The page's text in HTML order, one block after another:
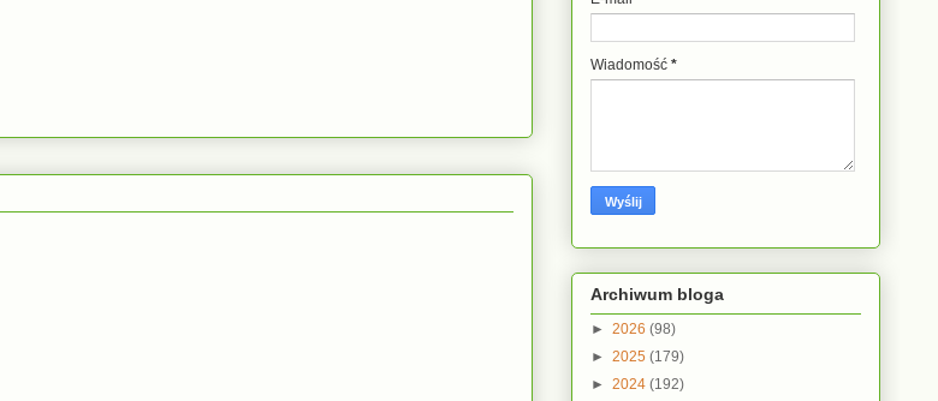
Wiadomość *
Archiwum bloga
► 2026 (98)
► 2025 (179)
► 2024 (192)